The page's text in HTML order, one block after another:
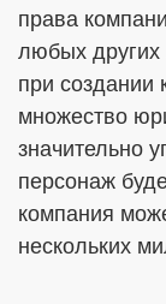
права
любых других
при создании
множество
значительно
персонаж
компания
нескольких